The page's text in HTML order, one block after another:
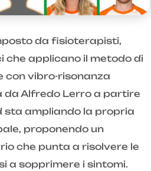
da fisioterapisti,
applicano il metodo di
con vibro-risonanza
da Alfredo Lerro a partire
sta ampliando la propria
proponendo un
che punta a risolvere le
a sopprimere i sintomi.